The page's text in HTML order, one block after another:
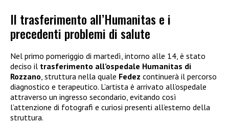
Il trasferimento all’Humanitas e i
precedenti problemi di salute
Nel primo pomeriggio di martedì, intorno alle 14, è stato
deciso il trasferimento all’ospedale Humanitas di
Rozzano , struttura nella quale Fedez continuerà il percorso
diagnostico e terapeutico. L’artista è arrivato all’ospedale
attraverso un ingresso secondario, evitando così
l’attenzione di fotografi e curiosi presenti all’esterno della
struttura.